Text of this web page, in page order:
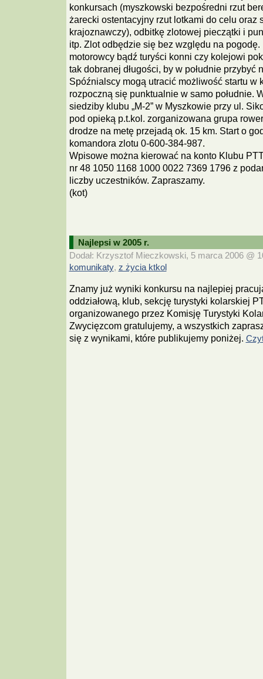
konkursach (myszkowski bezpośredni rzut
żarecki ostentacyjny rzut lotkami do celu oraz
krajoznawczy), odbitkę zlotowej pieczątki i
itp. Zlot odbędzie się bez względu na
motorowcy bądź turyści konni czy kolejowi
tak dobranej długości, by w południe przybyć
Spóźnialscy mogą utracić możliwość startu w
rozpoczną się punktualnie w samo południe.
siedziby klubu „M-2” w Myszkowie przy ul.
pod opieką p.t.kol. zorganizowana grupa
drodze na metę przejadą ok. 15 km. Start o
komandora zlotu 0-600-384-987.
Wpisowe można kierować na konto Klubu
nr 48 1050 1168 1000 0022 7369 1796 z
liczby uczestników. Zapraszamy.
(kot)
Najlepsi w 2005 r.
Dodał: Krzysztof Mieczkowski, 5 marca 2006 @
komunikaty, z życia ktkol
Znamy już wyniki konkursu na najlepiej
oddziałową, klub, sekcję turystyki kolarskiej
organizowanego przez Komisję Turystyki
Zwycięzcom gratulujemy, a wszystkich
się z wynikami, które publikujemy poniżej.